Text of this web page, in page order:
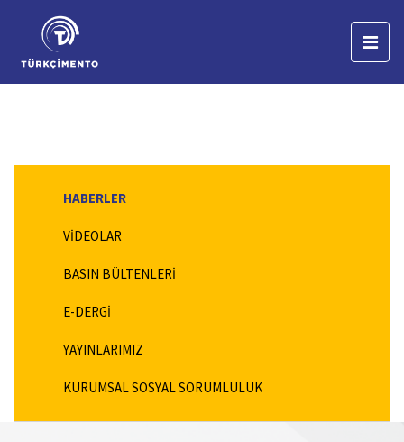
HABERLER
VİDEOLAR
BASIN BÜLTENLERİ
E-DERGİ
YAYINLARIMIZ
KURUMSAL SOSYAL SORUMLULUK